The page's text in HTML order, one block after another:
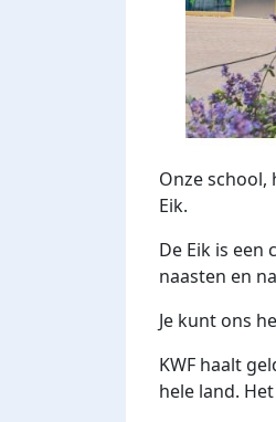
Onze school,
Eik.
De Eik is
naasten en
Je kunt ons
KWF haalt
hele land.